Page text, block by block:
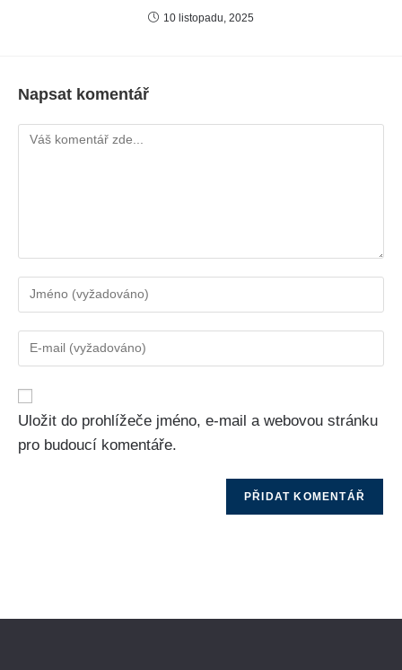
10 listopadu, 2025
Napsat komentář
Uložit do prohlížeče jméno, e-mail a webovou stránku
pro budoucí komentáře.